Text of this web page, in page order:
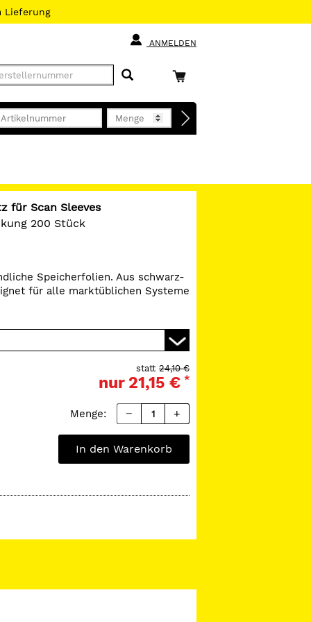
Lieferung
ANMELDEN
für Scan Sleeves
200 Stück
Speicherfolien. Aus schwarz-
für alle marktüblichen Systeme
24,10 €
statt
nur 21,15 € *
Menge:
In den Warenkorb